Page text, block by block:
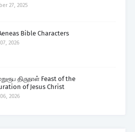
27, 2025
Bible Characters
2026
திருநாள் Feast of the
of Jesus Christ
2026